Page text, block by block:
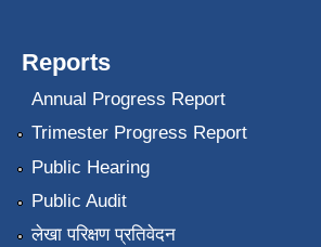
Reports
Annual Progress Report
Trimester Progress Report
Public Hearing
Public Audit
लेखा परिक्षण प्रतिवेदन